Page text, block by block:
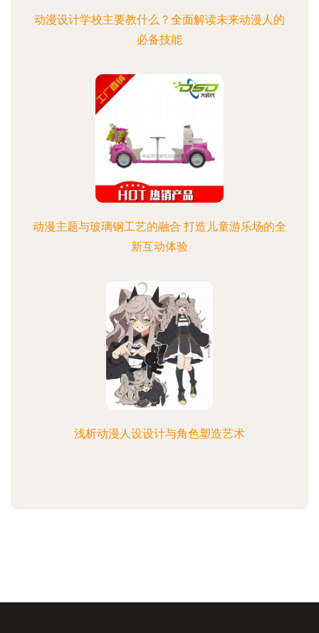
动漫设计学校主要教什么？全面解读未来动漫人的
必备技能
动漫主题与玻璃钢工艺的融合 打造儿童游乐场的全
新互动体验
浅析动漫人设设计与角色塑造艺术